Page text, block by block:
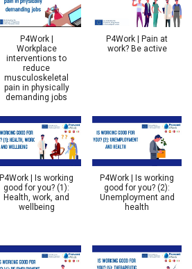
P4Work |
Workplace
interventions to
reduce
musculoskeletal
pain in physically
demanding jobs
P4Work | Pain at
work? Be active
P4Work | Is working
good for you? (1):
Health, work, and
wellbeing
P4Work | Is working
good for you? (2):
Unemployment and
health